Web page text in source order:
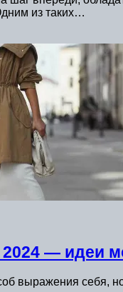
из таких…
— идеи
выражения себя,